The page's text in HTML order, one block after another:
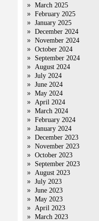
March 2025
February 2025
January 2025
December 2024
November 2024
October 2024
September 2024
August 2024
July 2024
June 2024
May 2024
April 2024
March 2024
February 2024
January 2024
December 2023
November 2023
October 2023
September 2023
August 2023
July 2023
June 2023
May 2023
April 2023
March 2023